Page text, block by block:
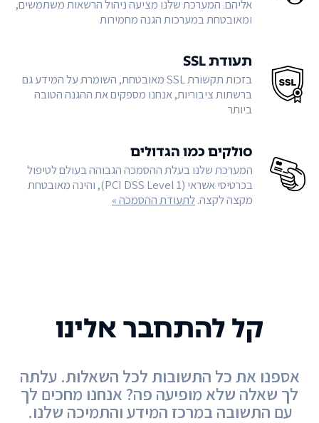
אליהם. המערכת שלנו מציעה ניהול הרשאות משתמשים,
ומאובטחת במערכות הגנה מחמירות
תעודת SSL
בזכות תקשורת SSL מאובטחת, השומרת על המידע גם
ברשתות ציבוריות, אנחנו מספקים את ההגנה הטובה
ביותר
סולקים כמו הגדולים
המערכת שלנו בעלת ההסמכה הגבוהה בעולם לטיפול
בכרטיסי אשראי (PCI DSS Level 1), והינה מאובטחת
מקצה לקצה.לתעודת ההסמכה »
קל להתחבר אלינו
אספנו את כל התשובות לכל השאלות. עלתה
לך שאלה שלא מופיעה פה? אנחנו מחכים לך
עם התשובה במרכז המידע והתמיכה שלנו.